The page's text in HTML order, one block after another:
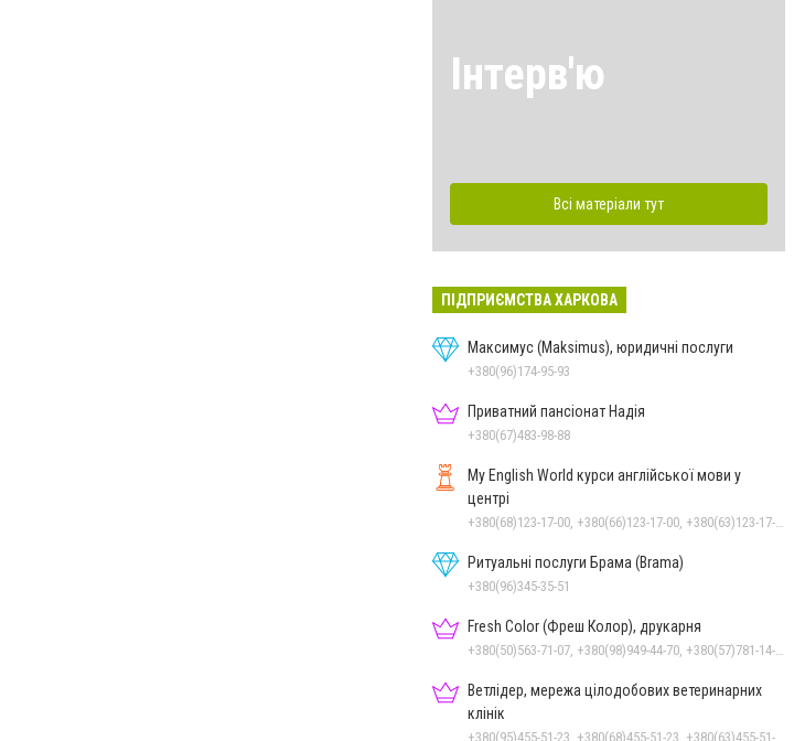
Інтерв'ю
Всі матеріали тут
ПІДПРИЄМСТВА ХАРКОВА
Максимус (Maksimus), юридичні послуги
+380(96)174-95-93
Приватний пансіонат Надія
+380(67)483-98-88
My English World курси англійської мови у
центрі
Ритуальні послуги Брама (Brama)
+380(96)345-35-51
Fresh Color (Фреш Колор), друкарня
Ветлідер, мережа цілодобових ветеринарних
клінік